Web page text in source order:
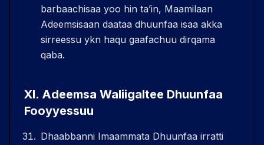
barbaachisaa yoo hin taʼin, Maamilaan
Adeemsisaan daataa dhuunfaa isaa akka
sirreessu ykn haqu gaafachuu dirqama
qaba.
XI. Adeemsa Waliigaltee Dhuunfaa
Fooyyessuu
Dhaabbanni Imaammata Dhuunfaa irratti